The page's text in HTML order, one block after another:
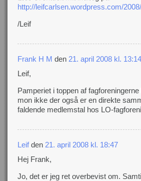
http://leifcarlsen.wordpress.com/
/Leif
Frank H M den 21. april 2008 kl. 13:14
Leif,
Pamperiet i toppen af
mon ikke der også er en direkte
faldende medlemstal hos LO-
Leifden 21. april 2008 kl. 18:47
Hej Frank,
Jo, det er jeg ret overbevist om.